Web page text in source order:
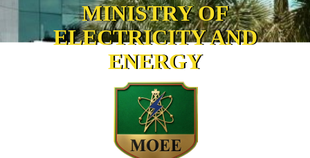
MINISTRY OF
ELECTRICITY AND
ENERGY